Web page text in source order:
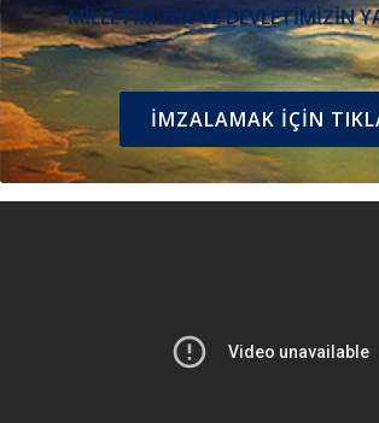
MİLLETİMİZİN VE DEVLETİMİZİN
İMZALAMAK İÇIN